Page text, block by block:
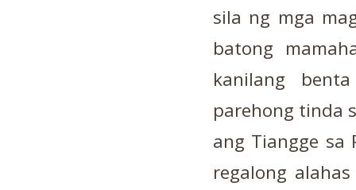
sila ng mga
batong
kanilang
parehong tinda
ang Tiangge sa
regalong